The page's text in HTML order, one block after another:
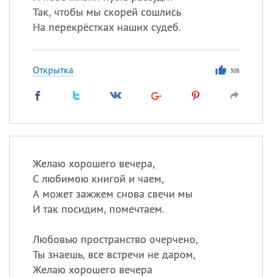
Так, чтобы мы скорей сошлись
На перекрёстках наших судеб.
Открытка 308
Желаю хорошего вечера,
С любимою книгой и чаем,
А может зажжем снова свечи мы
И так посидим, помечтаем.
Любовью пространство очерчено,
Ты знаешь, все встречи не даром,
Желаю хорошего вечера